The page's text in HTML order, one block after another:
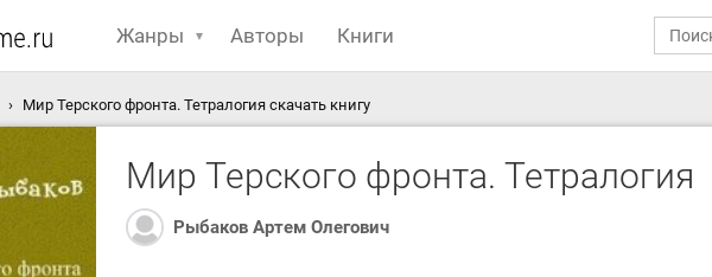
Жанры Авторы Книги
Мир Терского фронта. Тетралогия скачать книгу
Мир Терского фронта. Тетралогия
Рыбаков Артем Олегович